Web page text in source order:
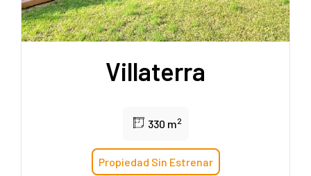
Villaterra
330 m2
Propiedad Sin Estrenar